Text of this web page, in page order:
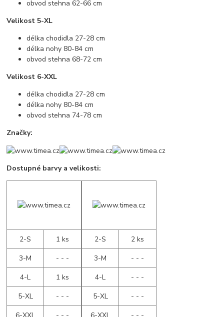
obvod stehna 62-66 cm
Velikost 5-XL
délka chodidla 27-28 cm
délka nohy 80-84 cm
obvod stehna 68-72 cm
Velikost 6-XXL
délka chodidla 27-28 cm
délka nohy 80-84 cm
obvod stehna 74-78 cm
Značky:
Dostupné barvy a velikosti:
2-S
1 ks
3-M
- - -
4-L
1 ks
5-XL
- - -
2-S
2 ks
3-M
- - -
4-L
- - -
5-XL
- - -